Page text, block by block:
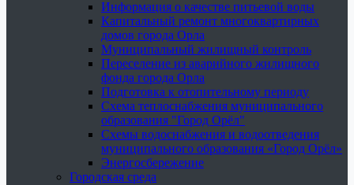
Информация о качестве питьевой воды
Капитальный ремонт многоквартирных
домов города Орла
Муниципальный жилищный контроль
Переселение из аварийного жилищного
фонда города Орла
Подготовка к отопительному периоду
Схема теплоснабжения муниципального
образования "Город Орёл"
Схемы водоснабжения и водоотведения
муниципального образования «Город Орёл»
Энергосбережение
Городская среда